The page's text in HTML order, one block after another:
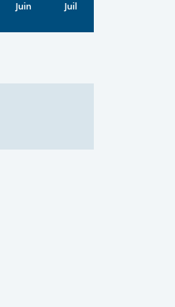
Juin Juil